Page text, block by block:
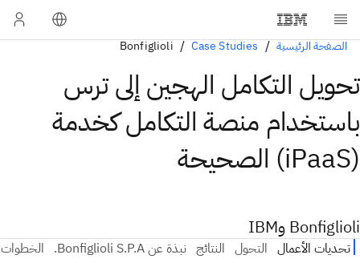
الصفحة الرئيسية Case Studies
Bonfiglioli
تحويل التكامل الهجين إلى ترس
باستخدام منصة التكامل كخدمة
(iPaaS) الصحيحة
Bonfiglioli وIBM